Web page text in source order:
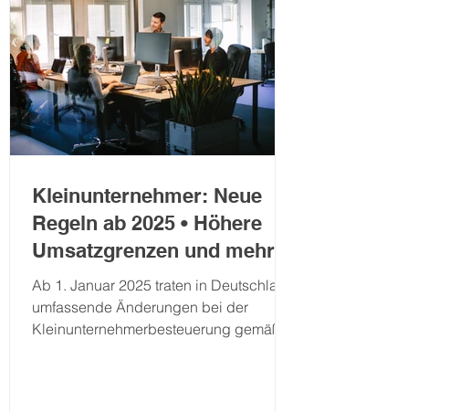
Kleinunternehmer: Neue
Regeln ab 2025 • Höhere
Umsatzgrenzen und mehr
Flexibilität
Ab 1. Januar 2025 traten in Deutschland
umfassende Änderungen bei der
Kleinunternehmerbesteuerung gemäß §